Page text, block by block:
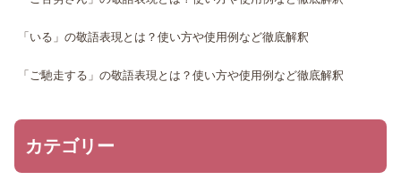
「いる」の敬語表現とは？使い方や使用例など徹底解釈
「ご馳走する」の敬語表現とは？使い方や使用例など徹底解釈
カテゴリー